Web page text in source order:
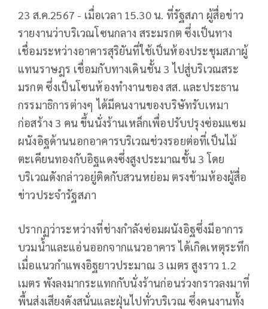
23 ส.ค.2567 - เมื่อเวลา 15.30 น. ที่รัฐสภา ผู้สื่อข่าว
รายงานว่าบริเวณโซนกลาง สระมรกต ซึ่งเป็นทาง
เชื่อมระหว่างอาคารสุริยันที่ใช้เป็นห้องประชุมสภาผู้
แทนราษฎร เชื่อมกับทางเดินชั้น 3 ไปสู่บริเวณสระ
มรกต ซึ่งเป็นโซนห้องทำงานของ สส. และประธาน
กรรมาธิการต่างๆ ได้มีคนงานของบริษัทรับเหมา
ก่อสร้าง 3 คน ขึ้นนั่งร้านเหล็กเพื่อปรับปรุงซ่อมแซม
ผนังอิฐด้านนอกอาคารบริเวณช่วงรอยต่อที่เป็นไม้
ตะเคียนทองกับอิฐแดงซึ่งสูงประมาณชั้น 3 โดย
บริเวณดังกล่าวอยู่ติดกับสวนหย่อม ตรงข้ามห้องผู้สื่อ
ข่าวประจำรัฐสภา
ปรากฏว่าระหว่างที่ช่างกำลังซ่อมผนังอิฐซึ่งมีอาการ
บวมน้ำและแอ่นออกจากแนวอาคาร ได้เกิดเหตุระทึก
เมื่อแนวกำแพงอิฐยาวประมาณ 3 เมตร สูงราว 1.2
เมตร พังลงมากระแทกกับนั่งร้านก่อนร่วงกราวลงมาที่
พื้นส่งเสียงดังสนั่นและฝุ่นไปทั่วบริเวณ ซึ่งคนงานทั้ง